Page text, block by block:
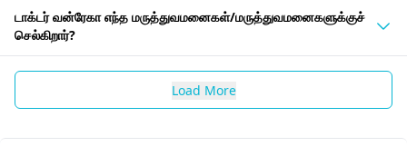
டாக்டர் வன்ரேகா எந்த மருத்துவமனைகள்/மருத்துவமனைகளுக்குச்
செல்கிறார்?
Load More